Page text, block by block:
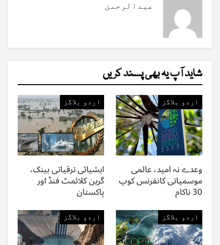
عبدالرحمن
شاید آپ یہ بھی پسند کریں
اردو بلاگز
وعدے نہ امید، عالمی
موسمیاتی کانفرنس کوپ
30 ناکام
اردو بلاگز
ایشیائی ترقیاتی بینک،
گرین کلائمٹ فنڈ اور
پاکستان
اردو بلاگز اردو بلاگز